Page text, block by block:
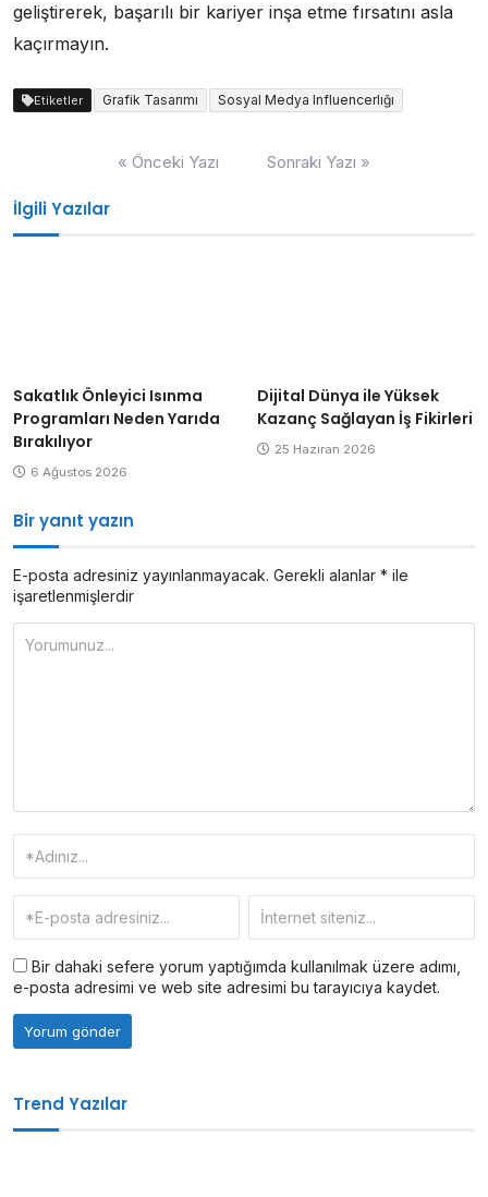
geliştirerek, başarılı bir kariyer inşa etme fırsatını asla
kaçırmayın.
Etiketler Grafik Tasarımı Sosyal Medya Influencerlığı
« Önceki Yazı Sonraki Yazı »
İlgili Yazılar
Sakatlık Önleyici Isınma
Programları Neden Yarıda
Bırakılıyor
6 Ağustos 2026
Dijital Dünya ile Yüksek
Kazanç Sağlayan İş Fikirleri
25 Haziran 2026
Bir yanıt yazın
E-posta adresiniz yayınlanmayacak. Gerekli alanlar * ile
işaretlenmişlerdir
Bir dahaki sefere yorum yaptığımda kullanılmak üzere adımı,
e-posta adresimi ve web site adresimi bu tarayıcıya kaydet.
Trend Yazılar